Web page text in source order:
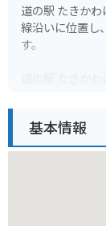
道の駅 たきか
線沿いに位置し
す。
道の駅 たきか
史館や、菜の
花まつり」の会
基本情報